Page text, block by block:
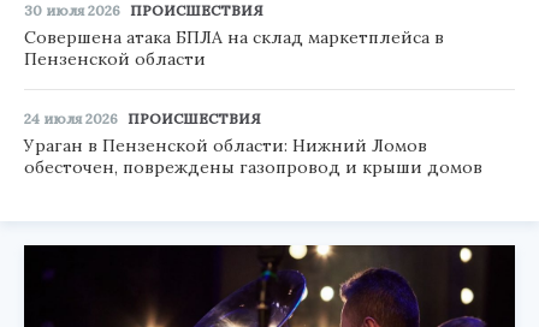
30 июля 2026 ПРОИСШЕСТВИЯ
Совершена атака БПЛА на склад маркетплейса в
Пензенской области
24 июля 2026 ПРОИСШЕСТВИЯ
Ураган в Пензенской области: Нижний Ломов
обесточен, повреждены газопровод и крыши домов